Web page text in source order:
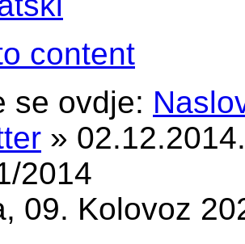
content
se ovdje:
»
2014
09. Kolovoz